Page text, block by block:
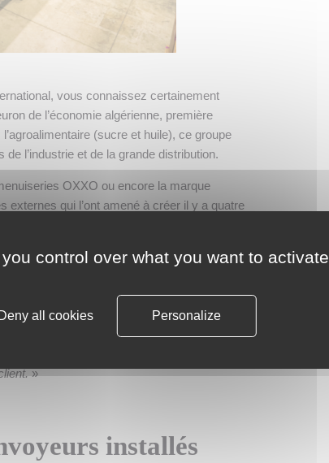
vous connaissez certainement
de l’économie algérienne, première
(sucre et huile), ce groupe
l’industrie et de la grande distribution.
OXXO ou encore la marque
externes qui l’ont amené à créer il y a quatre
de-Crau, nous réalisons notamment depuis
e-commerce,explique
Alexandre Guy
du-Rhône)
. Des prestations pour
»
installés
control over what you want to activate
Deny all cookies Personalize